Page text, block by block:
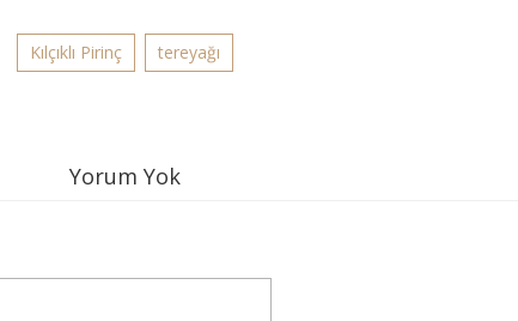
Kılçıklı Pirinç tereyağı
Yorum Yok